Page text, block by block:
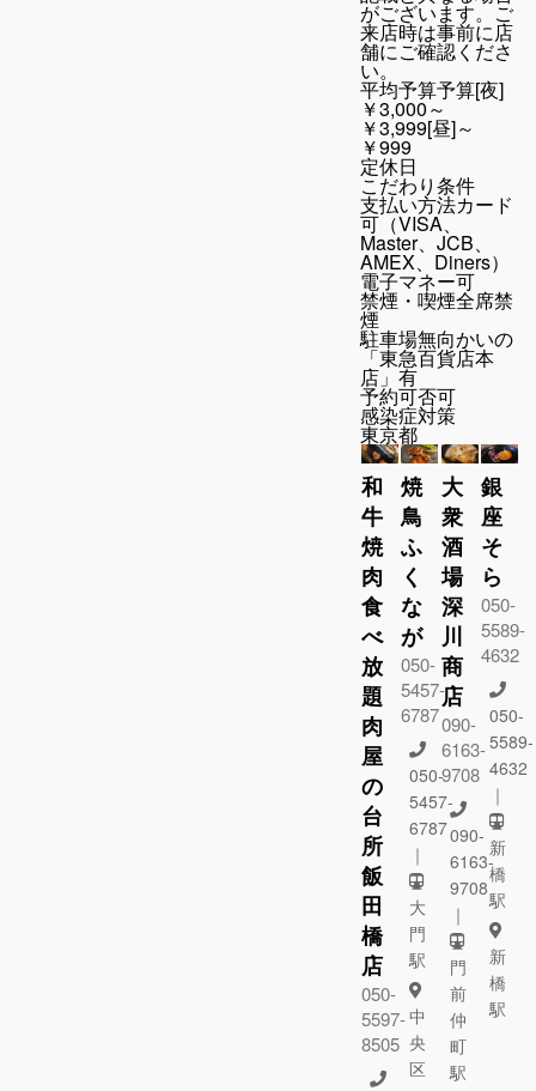
がございます。ご
来店時は事前に店
舗にご確認くださ
い。
平均予算予算[夜]
￥3,000～
￥3,999[昼]～
￥999
定休日
こだわり条件
支払い方法カード
可（VISA、
Master、JCB、
AMEX、Diners）
電子マネー可
禁煙・喫煙全席禁
煙
駐車場無向かいの
「東急百貨店本
店」有
予約可否可
感染症対策
東京都
和
牛
焼
肉
食
べ
放
題
肉
屋
の
台
所
飯
田
橋
店
050-
5597-
8505
焼
鳥
ふ
く
な
が
050-
5457-
6787
050-
5457-
6787
｜
大
門
駅
中
央
区
大
衆
酒
場
深
川
商
店
090-
6163-
9708
090-
6163-
9708
｜
門
前
仲
町
駅
銀
座
そ
ら
050-
5589-
4632
050-
5589-
4632
｜
新
橋
駅
新
橋
駅